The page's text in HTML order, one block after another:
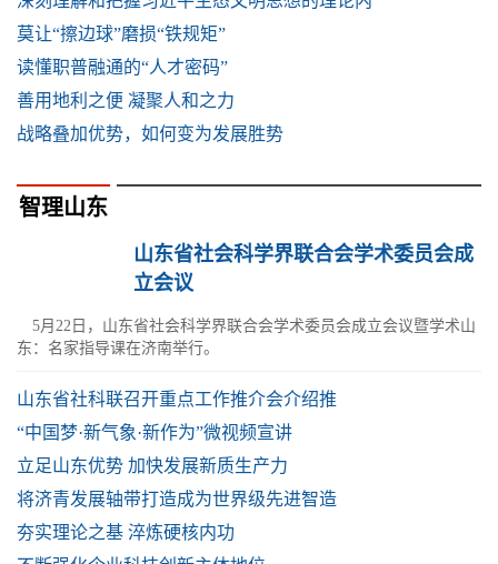
莫让“擦边球”磨损“铁规矩”
读懂职普融通的“人才密码”
善用地利之便 凝聚人和之力
战略叠加优势，如何变为发展胜势
智理山东
山东省社会科学界联合会学术委员会成
立会议
5月22日，山东省社会科学界联合会学术委员会成立会议暨学术山
东：名家指导课在济南举行。
山东省社科联召开重点工作推介会介绍推
“中国梦·新气象·新作为”微视频宣讲
立足山东优势 加快发展新质生产力
将济青发展轴带打造成为世界级先进智造
夯实理论之基 淬炼硬核内功